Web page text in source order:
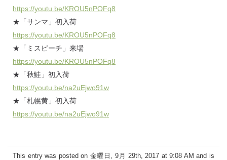
https://youtu.be/KROU5nPOFq8
★「サンマ」初入荷
https://youtu.be/KROU5nPOFq8
★「ミスピーチ」来場
https://youtu.be/KROU5nPOFq8
★「秋鮭」初入荷
https://youtu.be/na2uEjwo91w
★「札幌黄」初入荷
https://youtu.be/na2uEjwo91w
This entry was posted on 金曜日, 9月 29th, 2017 at 9:08 AM and is